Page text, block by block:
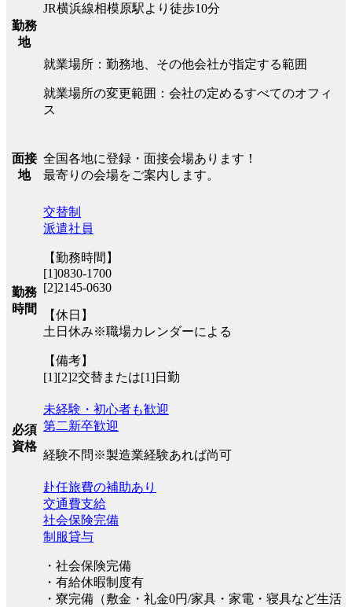
勤務
地
JR横浜線相模原駅より徒歩10分
就業場所：勤務地、その他会社が指定する範囲
就業場所の変更範囲：会社の定めるすべてのオフィ
ス
面接
地
全国各地に登録・面接会場あります！
最寄りの会場をご案内します。
勤務
時間
交替制
派遣社員
【勤務時間】
[1]0830-1700
[2]2145-0630
【休日】
土日休み※職場カレンダーによる
【備考】
[1][2]2交替または[1]日勤
必須
資格
未経験・初心者も歓迎
第二新卒歓迎
経験不問※製造業経験あれば尚可
赴任旅費の補助あり
交通費支給
社会保険完備
制服貸与
・社会保険完備
・有給休暇制度有
・寮完備（敷金・礼金0円/家具・家電・寝具など生活